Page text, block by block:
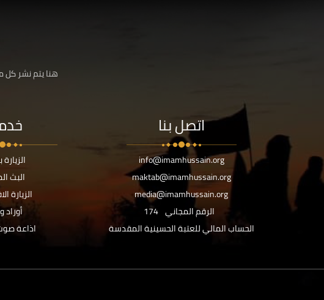
هنا يتم نشر كل
اتصل بنا
info@imamhussain.org
maktab@imamhussain.org
media@imamhussain.org
الرقم المجاني 174
الحساب المالي للعتبة الحسينية المقدسة
الزيارة
البث
الزيارة
أوراد
اذاعة